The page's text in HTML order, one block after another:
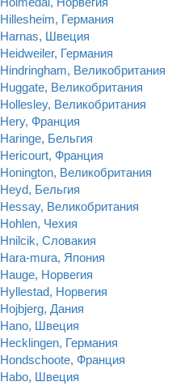
Hillesheim, Германия
Harnas, Швеция
Heidweiler, Германия
Hindringham, Великобритания
Huggate, Великобритания
Hollesley, Великобритания
Hery, Франция
Haringe, Бельгия
Hericourt, Франция
Honington, Великобритания
Heyd, Бельгия
Hessay, Великобритания
Hohlen, Чехия
Hnilcik, Словакия
Hara-mura, Япония
Hauge, Норвегия
Hyllestad, Норвегия
Hojbjerg, Дания
Hano, Швеция
Hecklingen, Германия
Hondschoote, Франция
Habo, Швеция